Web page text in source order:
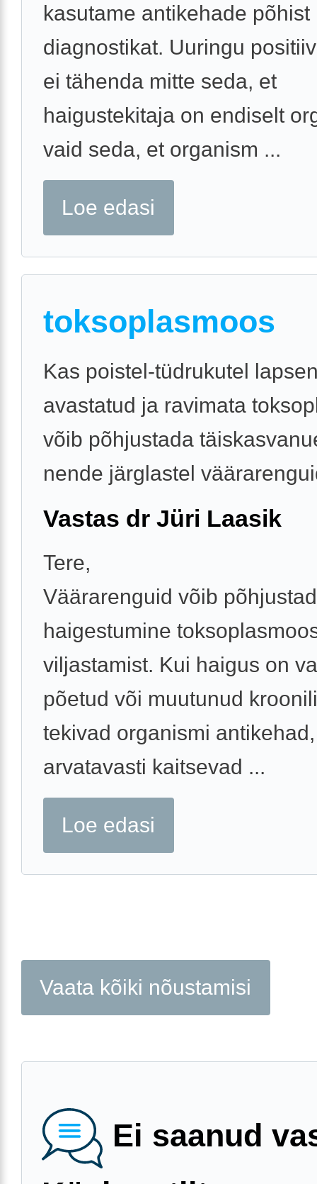
kasutame antikehade põhist
diagnostikat. Uuringu
ei tähenda mitte seda, et
haigustekitaja on endiselt
vaid seda, et organism ...
Loe edasi
toksoplasmoos
Kas poistel-tüdrukutel
avastatud ja ravimata
võib põhjustada
nende järglastel
Vastas dr Jüri Laasik
Tere,
Väärarenguid võib
haigestumine
viljastamist. Kui haigus on
põetud või muutunud
tekivad organismi
arvatavasti kaitsevad ...
Loe edasi
Vaata kõiki nõustamisi
Ei saanud